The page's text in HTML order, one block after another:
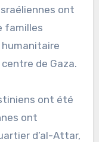
ont
familles
de Gaza.
ont été
ont
d’al-Attar,